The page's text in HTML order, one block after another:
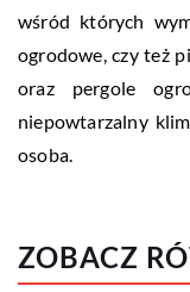
wśród których
ogrodowe, czy też
oraz pergole
niepowtarzalny
osoba.
ZOBACZ